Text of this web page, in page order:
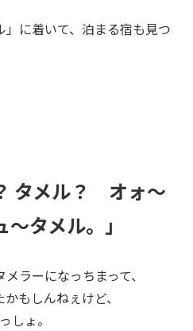
に着いて、泊まる宿も見つ
タメル？ オォ～
タメル。」
ラーになっちまって、
もしんねぇけど、
しょ。